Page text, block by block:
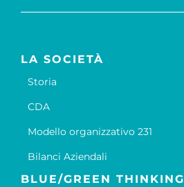
LA SOCIETÀ
Storia
CDA
Modello organizzativo 231
Bilanci Aziendali
BLUE/GREEN THINKING